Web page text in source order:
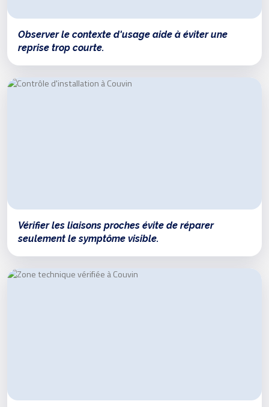
Observer le contexte d'usage aide à éviter une
reprise trop courte.
Vérifier les liaisons proches évite de réparer
seulement le symptôme visible.